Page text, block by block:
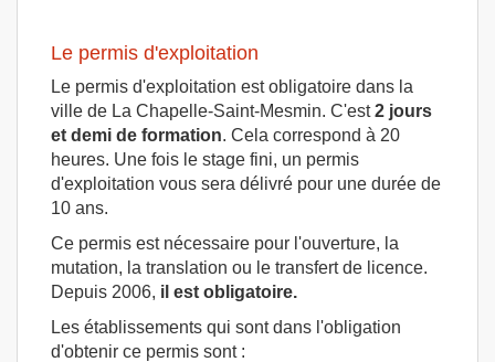
Le permis d'exploitation
Le permis d'exploitation est obligatoire dans la
ville de La Chapelle-Saint-Mesmin. C'est2 jours
et demi de formation. Cela correspond à 20
heures. Une fois le stage fini, un permis
d'exploitation vous sera délivré pour une durée de
10 ans.
Ce permis est nécessaire pour l'ouverture, la
mutation, la translation ou le transfert de licence.
Depuis 2006, il est obligatoire.
Les établissements qui sont dans l'obligation
d'obtenir ce permis sont :